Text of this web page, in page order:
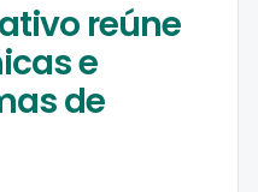
reúne
e
de